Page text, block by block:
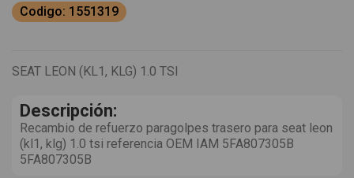
Codigo: 1551319
SEAT LEON (KL1, KLG) 1.0 TSI
Descripción:
Recambio de refuerzo paragolpes trasero para seat leon
(kl1, klg) 1.0 tsi referencia OEM IAM 5FA807305B
5FA807305B